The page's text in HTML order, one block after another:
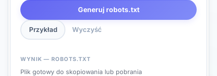
Generuj robots.txt
Przykład Wyczyść
WYNIK — ROBOTS.TXT
Plik gotowy do skopiowania lub pobrania